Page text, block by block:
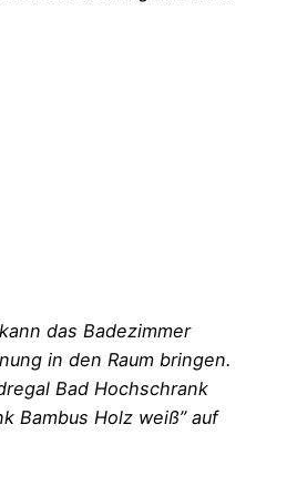
das Badezimmer
in den Raum bringen.
Bad Hochschrank
Bambus Holz weiß” auf